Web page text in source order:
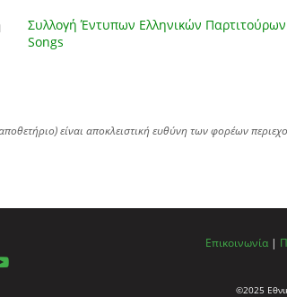
Συλλογή Έντυπων Ελληνικών
Songs
είναι αποκλειστική ευθύνη των φορέων
Επικοινωνία |
©2025